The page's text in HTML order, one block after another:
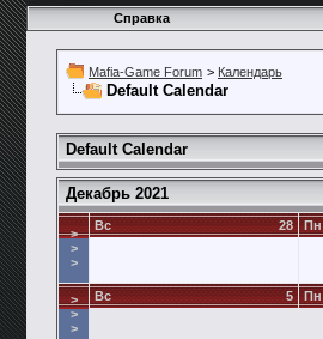
Справка
Mafia-Game Forum > Календарь
Default Calendar
Default Calendar
Декабрь 2021
>
>
>
28
Вс Пн
>
>
>
5
Вс Пн